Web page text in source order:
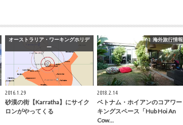
オーストラリア・ワーキングホリデ
ー
2016.1.29
砂漠の街【Karratha】にサイク
ロンがやってくる
海外旅行情報
2018.2.14
ベトナム・ホイアンのコアワー
キングスペース「Hub Hoi An
Cow…